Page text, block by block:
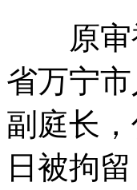
原审被
省万宁
副庭长
日被拘